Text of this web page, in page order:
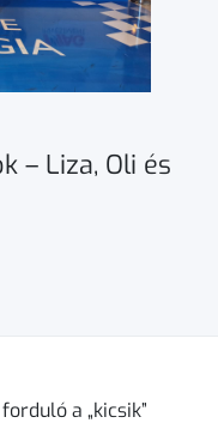
– Liza, Oli és
a „kicsik”